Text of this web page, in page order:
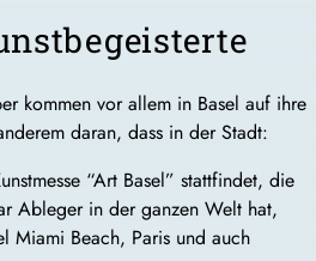
kommen vor allem in Basel auf ihre
daran, dass in der Stadt:
“Art Basel” stattfindet, die
Ableger in der ganzen Welt hat,
Miami Beach, Paris und auch